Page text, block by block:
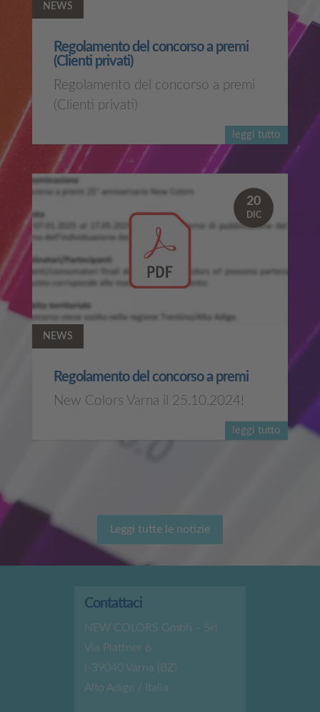
leggi tutto
Regolamento del concorso a premi
(Clienti privati)
NEWS
Regolamento del concorso a premi
(Clienti privati)
leggi tutto
Regolamento del concorso a premi
NEWS
New Colors Varna il 25.10.2024!
20
DIC
Leggi tutte le notizie
Contattaci
NEW COLORS Gmbh – Srl
Via Plattner 6
I-39040 Varna (BZ)
Alto Adige / Italia